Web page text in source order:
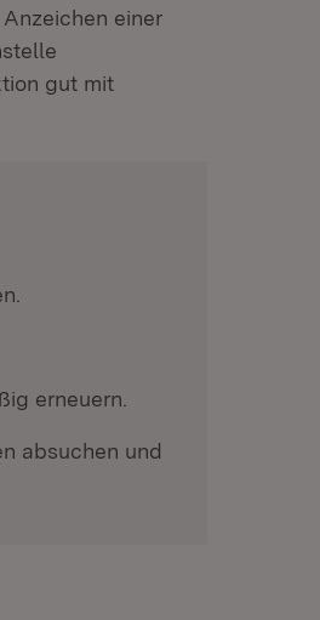
einer
gut mit
erneuern.
absuchen und